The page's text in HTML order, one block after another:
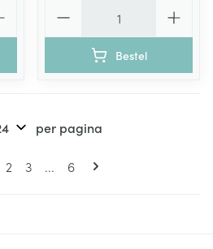
Bestel
Pagina's
momenteel pagina
Pagina
2 Pagina
3 ... Pagina
6
per pagina